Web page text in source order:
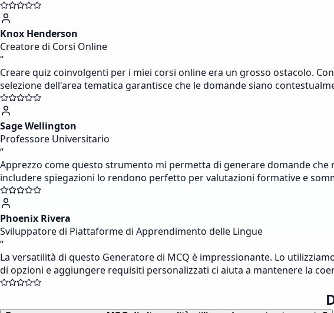
Knox Henderson
Creatore di Corsi Online
“
Creare quiz coinvolgenti per i miei corsi online era un grosso ostacolo.
selezione dell'area tematica garantisce che le domande siano
Sage Wellington
Professore Universitario
“
Apprezzo come questo strumento mi permetta di generare domande
includere spiegazioni lo rendono perfetto per valutazioni formative e
Phoenix Rivera
Sviluppatore di Piattaforme di Apprendimento delle Lingue
“
La versatilità di questo Generatore di MCQ è impressionante. Lo
di opzioni e aggiungere requisiti personalizzati ci aiuta a mantenere la